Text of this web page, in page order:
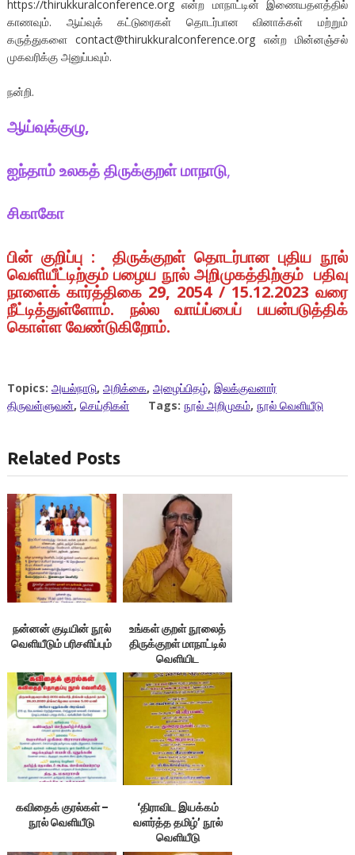
https://thirukkuralconference.org என்ற மாநாட்டின் இணையதளத்தில்
காணவும். ஆய்வுக் கட்டுரைகள் தொடர்பான வினாக்கள் மற்றும்
கருத்துகளை contact@thirukkuralconference.org என்ற மின்னஞ்சல்
முகவரிக்கு அனுப்பவும்.
நன்றி.
ஆய்வுக்குழு,
ஐந்தாம் உலகத் திருக்குறள் மாநாடு,
சிகாகோ
பின் குறிப்பு : திருக்குறள் தொடர்பான புதிய நூல்
வெளியீட்டிற்கும் பழைய நூல் அறிமுகத்திற்கும் பதிவு
நாளைக் கார்த்திகை 29, 2054 / 15.12.2023 வரை
நீட்டித்துள்ளோம். நல்ல வாய்ப்பைப் பயன்படுத்திக்
கொள்ள வேண்டுகிறோம்.
Topics: அயல்நாடு, அறிக்கை, அழைப்பிதழ், இலக்குவனார்
திருவள்ளுவன், செய்திகள் Tags: நூல் அறிமுகம், நூல் வெளியீடு
Related Posts
நன்னன் குடியின் நூல்
வெளியீடும் பரிசளிப்பும்
உங்கள் குறள் நூலைத்
திருக்குறள் மாநாட்டில்
வெளியிட
விரும்புகிறீர்களா?
கவிதைக் குரல்கள் –
நூல் வெளியீடு
‘திராவிட இயக்கம்
வளர்த்த தமிழ்’ நூல்
வெளியீடு